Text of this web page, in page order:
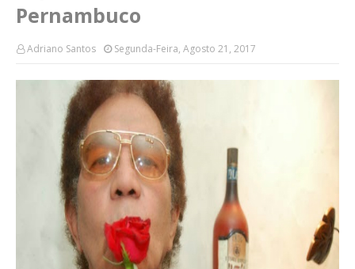
Pernambuco
Adriano Santos Segunda-Feira, Agosto 21, 2017